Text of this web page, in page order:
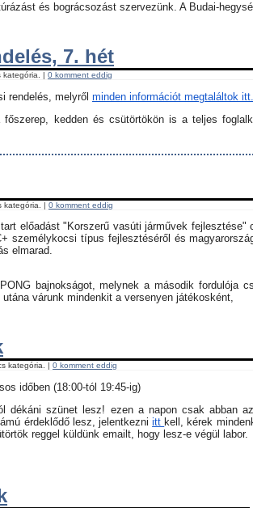
és bográcsozást szervezünk. A Budai-
7. hét
kategória. | 0 komment eddig
rendelés, melyről minden információt megtaláltok itt.
kedden és csütörtökön is a teljes
kategória. | 0 komment eddig
előadást "Korszerű vasúti járművek fejlesztése"
személykocsi típus fejlesztéséről és
elmarad.
bajnokságot, melynek a második fordulója
várunk mindenkit a versenyen játékosként,
kategória. | 0 komment eddig
időben (18:00-tól 19:45-ig)
dékáni szünet lesz! ezen a napon csak abban
érdeklődő lesz, jelentkezniitt kell, kérek
reggel küldünk emailt, hogy lesz-e végül labor.